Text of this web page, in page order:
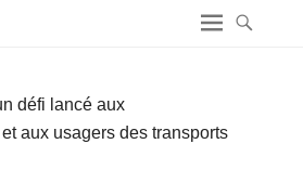
défi lancé aux
aux usagers des transports